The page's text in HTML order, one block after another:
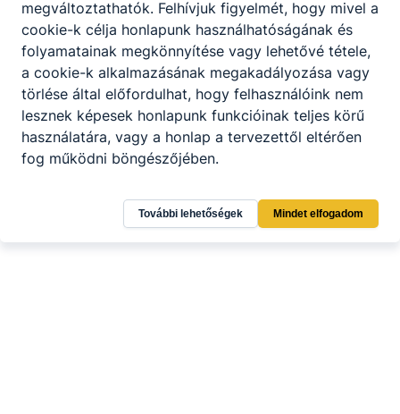
megváltoztathatók. Felhívjuk figyelmét, hogy mivel a
cookie-k célja honlapunk használhatóságának és
folyamatainak megkönnyítése vagy lehetővé tétele,
a cookie-k alkalmazásának megakadályozása vagy
törlése által előfordulhat, hogy felhasználóink nem
lesznek képesek honlapunk funkcióinak teljes körű
használatára, vagy a honlap a tervezettől eltérően
fog működni böngészőjében.
További lehetőségek Mindet elfogadom